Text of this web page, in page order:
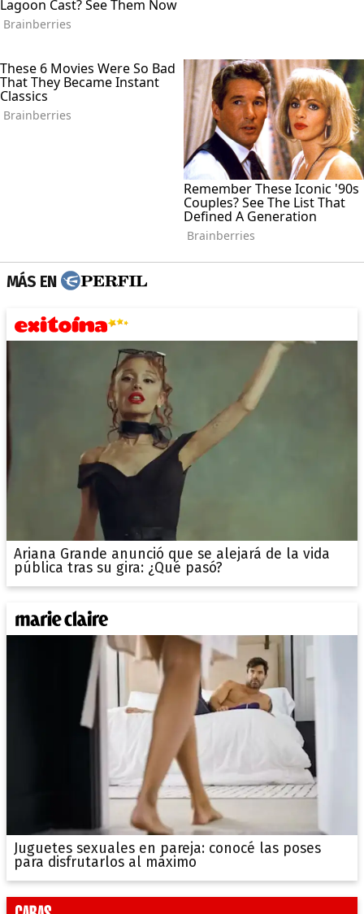
MÁS EN
Ariana Grande anunció que se alejará de la vida
pública tras su gira: ¿Qué pasó?
Juguetes sexuales en pareja: conocé las poses
para disfrutarlos al máximo